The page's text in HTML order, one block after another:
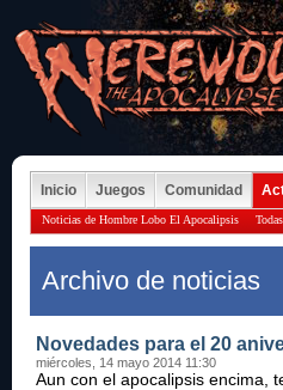
Inicio Juegos Comunidad
Noticias de Hombre Lobo El Apocalipsis
Archivo de noticias
Novedades para el 20
miércoles, 14 mayo 2014 11:30
Aun con el apocalipsis encima,